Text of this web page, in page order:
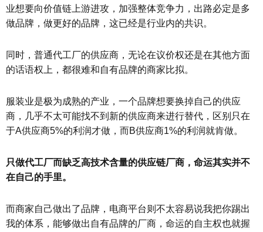
业想要向价值链上游进攻，加强整体竞争力，出路必定是多
做品牌，做更好的品牌，这已经是行业内的共识。
同时，普通代工厂的供应商，无论在议价权还是在其他方面
的话语权上，都很难和自有品牌的商家比拟。
服装业是极为成熟的产业，一个品牌想要换掉自己的供应
商，几乎不太可能找不到新的供应商来进行替代，区别只在
于A供应商5%的利润才做，而B供应商1%的利润就肯做。
只做代工厂而缺乏高技术含量的供应链厂商，命运其实并不
在自己的手里。
而商家自己做出了品牌，电商平台则不太容易说我把你踢出
我的体系，能够做出自有品牌的厂商，命运的自主权也就握